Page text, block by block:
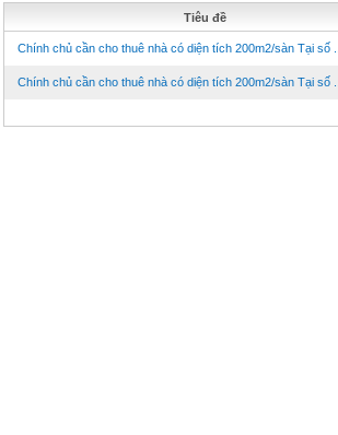
Tiêu đề
Chính chủ cần cho thuê nhà có diện tích 200m2/sàn Tại số ...
Chính chủ cần cho thuê nhà có diện tích 200m2/sàn Tại số ...